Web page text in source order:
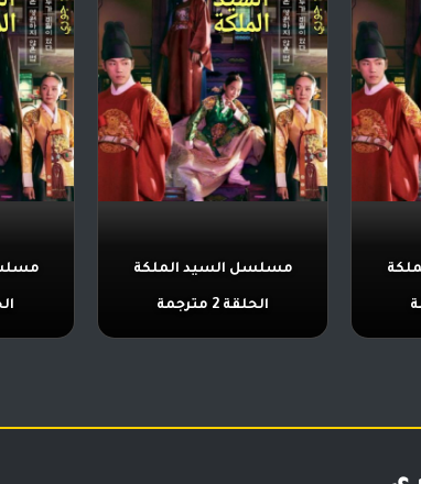
مسلسل السيد الملكة
الحلقة 2 مترجمة